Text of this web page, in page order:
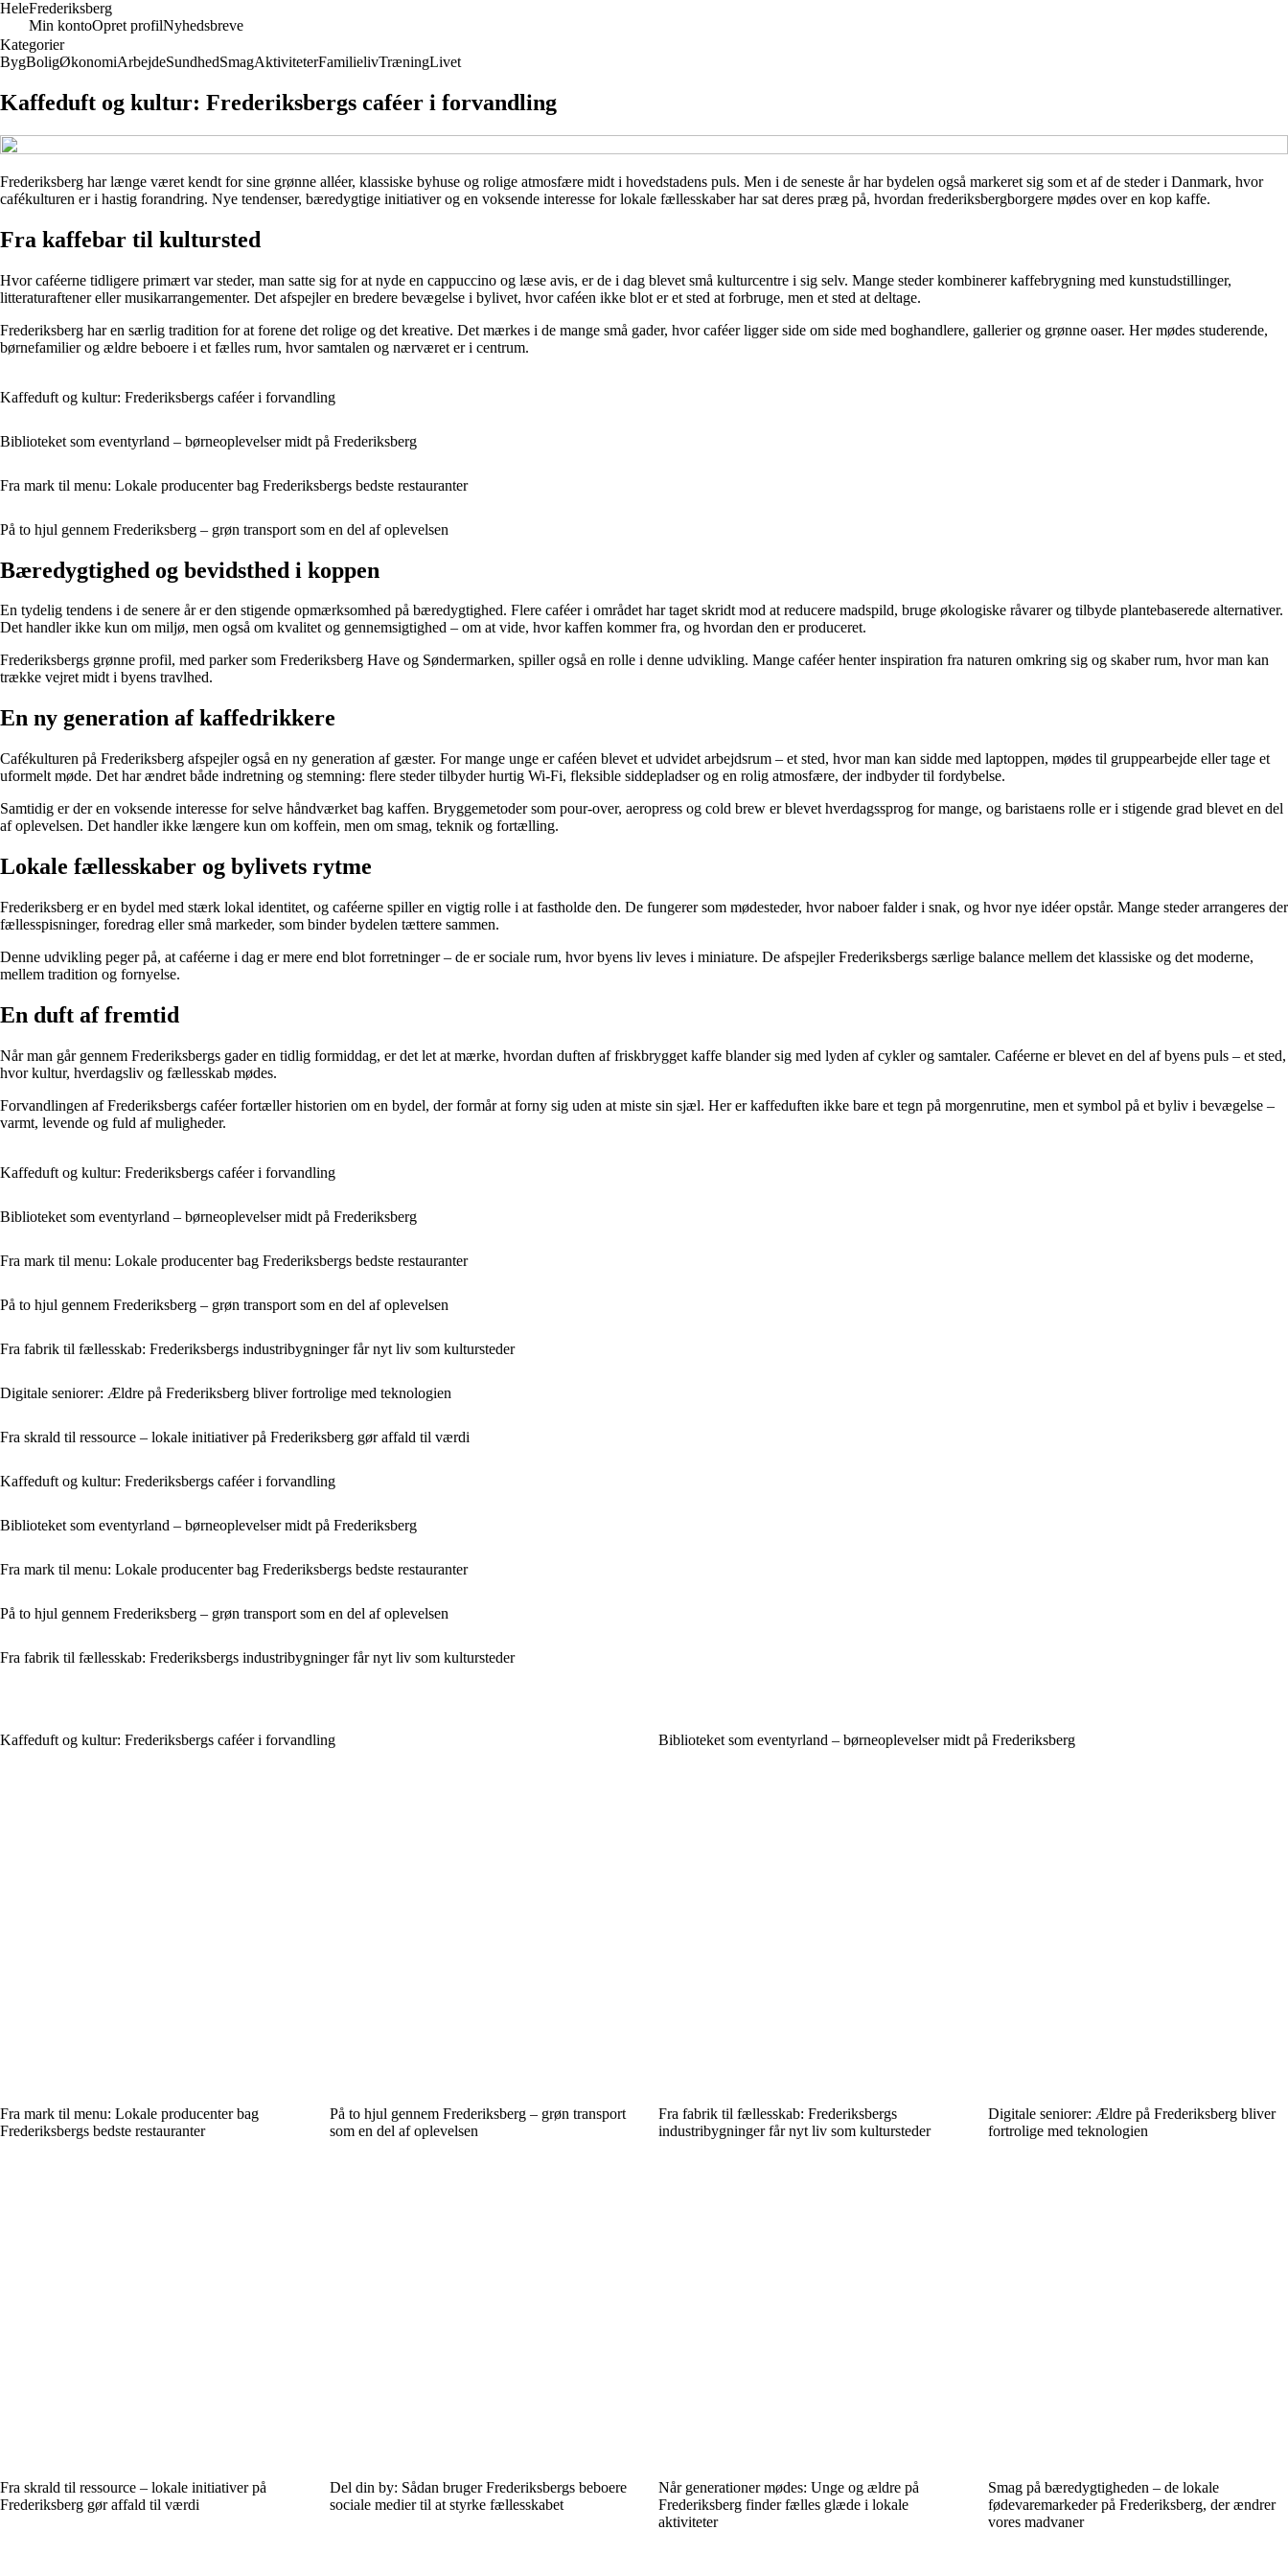
HeleFrederiksberg
Min kontoOpret profilNyhedsbreve
Kategorier
BygBoligØkonomiArbejdeSundhedSmagAktiviteterFamilielivTræningLivet
Kaffeduft og kultur: Frederiksbergs caféer i forvandling
Frederiksberg har længe været kendt for sine grønne alléer, klassiske byhuse og rolige atmosfære midt i hovedstadens puls. Men i de seneste år har bydelen også markeret sig som et af de steder i Danmark, hvor
cafékulturen er i hastig forandring. Nye tendenser, bæredygtige initiativer og en voksende interesse for lokale fællesskaber har sat deres præg på, hvordan frederiksbergborgere mødes over en kop kaffe.
Fra kaffebar til kultursted
Hvor caféerne tidligere primært var steder, man satte sig for at nyde en cappuccino og læse avis, er de i dag blevet små kulturcentre i sig selv. Mange steder kombinerer kaffebrygning med kunstudstillinger,
litteraturaftener eller musikarrangementer. Det afspejler en bredere bevægelse i bylivet, hvor caféen ikke blot er et sted at forbruge, men et sted at deltage.
Frederiksberg har en særlig tradition for at forene det rolige og det kreative. Det mærkes i de mange små gader, hvor caféer ligger side om side med boghandlere, gallerier og grønne oaser. Her mødes studerende,
børnefamilier og ældre beboere i et fælles rum, hvor samtalen og nærværet er i centrum.
Kaffeduft og kultur: Frederiksbergs caféer i forvandling
Biblioteket som eventyrland – børneoplevelser midt på Frederiksberg
Fra mark til menu: Lokale producenter bag Frederiksbergs bedste restauranter
På to hjul gennem Frederiksberg – grøn transport som en del af oplevelsen
Bæredygtighed og bevidsthed i koppen
En tydelig tendens i de senere år er den stigende opmærksomhed på bæredygtighed. Flere caféer i området har taget skridt mod at reducere madspild, bruge økologiske råvarer og tilbyde plantebaserede alternativer.
Det handler ikke kun om miljø, men også om kvalitet og gennemsigtighed – om at vide, hvor kaffen kommer fra, og hvordan den er produceret.
Frederiksbergs grønne profil, med parker som Frederiksberg Have og Søndermarken, spiller også en rolle i denne udvikling. Mange caféer henter inspiration fra naturen omkring sig og skaber rum, hvor man kan
trække vejret midt i byens travlhed.
En ny generation af kaffedrikkere
Cafékulturen på Frederiksberg afspejler også en ny generation af gæster. For mange unge er caféen blevet et udvidet arbejdsrum – et sted, hvor man kan sidde med laptoppen, mødes til gruppearbejde eller tage et
uformelt møde. Det har ændret både indretning og stemning: flere steder tilbyder hurtig Wi-Fi, fleksible siddepladser og en rolig atmosfære, der indbyder til fordybelse.
Samtidig er der en voksende interesse for selve håndværket bag kaffen. Bryggemetoder som pour-over, aeropress og cold brew er blevet hverdagssprog for mange, og baristaens rolle er i stigende grad blevet en del
af oplevelsen. Det handler ikke længere kun om koffein, men om smag, teknik og fortælling.
Lokale fællesskaber og bylivets rytme
Frederiksberg er en bydel med stærk lokal identitet, og caféerne spiller en vigtig rolle i at fastholde den. De fungerer som mødesteder, hvor naboer falder i snak, og hvor nye idéer opstår. Mange steder arrangeres der
fællesspisninger, foredrag eller små markeder, som binder bydelen tættere sammen.
Denne udvikling peger på, at caféerne i dag er mere end blot forretninger – de er sociale rum, hvor byens liv leves i miniature. De afspejler Frederiksbergs særlige balance mellem det klassiske og det moderne,
mellem tradition og fornyelse.
En duft af fremtid
Når man går gennem Frederiksbergs gader en tidlig formiddag, er det let at mærke, hvordan duften af friskbrygget kaffe blander sig med lyden af cykler og samtaler. Caféerne er blevet en del af byens puls – et sted,
hvor kultur, hverdagsliv og fællesskab mødes.
Forvandlingen af Frederiksbergs caféer fortæller historien om en bydel, der formår at forny sig uden at miste sin sjæl. Her er kaffeduften ikke bare et tegn på morgenrutine, men et symbol på et byliv i bevægelse –
varmt, levende og fuld af muligheder.
Kaffeduft og kultur: Frederiksbergs caféer i forvandling
Biblioteket som eventyrland – børneoplevelser midt på Frederiksberg
Fra mark til menu: Lokale producenter bag Frederiksbergs bedste restauranter
På to hjul gennem Frederiksberg – grøn transport som en del af oplevelsen
Fra fabrik til fællesskab: Frederiksbergs industribygninger får nyt liv som kultursteder
Digitale seniorer: Ældre på Frederiksberg bliver fortrolige med teknologien
Fra skrald til ressource – lokale initiativer på Frederiksberg gør affald til værdi
Kaffeduft og kultur: Frederiksbergs caféer i forvandling
Biblioteket som eventyrland – børneoplevelser midt på Frederiksberg
Fra mark til menu: Lokale producenter bag Frederiksbergs bedste restauranter
På to hjul gennem Frederiksberg – grøn transport som en del af oplevelsen
Fra fabrik til fællesskab: Frederiksbergs industribygninger får nyt liv som kultursteder
Kaffeduft og kultur: Frederiksbergs caféer i forvandling Biblioteket som eventyrland – børneoplevelser midt på Frederiksberg
Fra mark til menu: Lokale producenter bag
Frederiksbergs bedste restauranter
På to hjul gennem Frederiksberg – grøn transport
som en del af oplevelsen
Fra fabrik til fællesskab: Frederiksbergs
industribygninger får nyt liv som kultursteder
Digitale seniorer: Ældre på Frederiksberg bliver
fortrolige med teknologien
Fra skrald til ressource – lokale initiativer på
Frederiksberg gør affald til værdi
Del din by: Sådan bruger Frederiksbergs beboere
sociale medier til at styrke fællesskabet
Når generationer mødes: Unge og ældre på
Frederiksberg finder fælles glæde i lokale
aktiviteter
Smag på bæredygtigheden – de lokale
fødevaremarkeder på Frederiksberg, der ændrer
vores madvaner